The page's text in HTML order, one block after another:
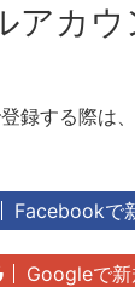
アカ
録する際は
Facebookで
Googleで